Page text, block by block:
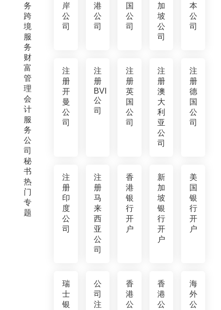
务
跨
境
服
务
财
富
管
理
会
计
服
务
公
司
秘
书
热
门
专
题
岸
公
司
港
公
司
国
公
司
加
坡
公
司
本
公
司
注
册
开
曼
公
司
注
册
BVI
公
司
注
册
英
国
公
司
注
册
澳
大
利
亚
公
司
注
册
德
国
公
司
注
册
印
度
公
司
注
册
马
来
西
亚
公
司
香
港
银
行
开
户
新
加
坡
银
行
开
户
美
国
银
行
开
户
瑞
士
银
公
司
注
香
港
公
香
港
公
海
外
公